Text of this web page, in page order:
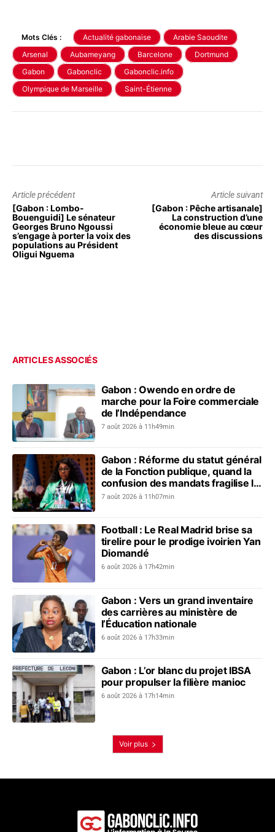
Mots Clés : Actualité gabonaise
Arabie Saoudite
Arsenal
Aubameyang Barcelone
Dortmund
Gabon
Gabonclic
Gabonclic.info
Olympique de Marseille
Saint-Étienne
Article précédent
[Gabon : Lombo-
Bouenguidi] Le sénateur
Georges Bruno Ngoussi
s’engage à porter la voix des
populations au Président
Oligui Nguema
Article suivant
[Gabon : Pêche artisanale]
La construction d’une
économie bleue au cœur
des discussions
ARTICLES ASSOCIÉS
Gabon : Owendo en ordre de
marche pour la Foire commerciale
de l’Indépendance
7 août 2026 à 11h49min
Gabon : Réforme du statut général
de la Fonction publique, quand la
confusion des mandats fragilise le
dialogue social
7 août 2026 à 11h07min
Football : Le Real Madrid brise sa
tirelire pour le prodige ivoirien Yan
Diomandé
6 août 2026 à 17h42min
Gabon : Vers un grand inventaire
des carrières au ministère de
l’Éducation nationale
6 août 2026 à 17h33min
Gabon : L’or blanc du projet IBSA
pour propulser la filière manioc
6 août 2026 à 17h14min
Voir plus